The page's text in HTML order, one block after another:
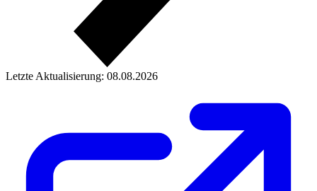
Letzte Aktualisierung: 08.08.2026